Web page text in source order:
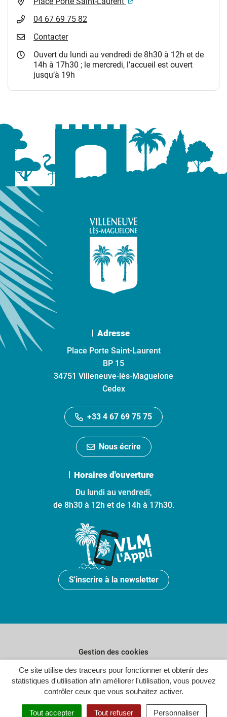
Ce site utilise des traceurs pour fonctionner et obtenir des
statistiques d'utilisation afin améliorer l'utilisation, vous pouvez
contrôler ceux que vous souhaitez activer.
Tout accepter Tout refuser Personnaliser
04 67 69 75 82
Contacter
Ouvert du lundi au vendredi de 8h30 à 12h et de
14h à 17h30 ; le mercredi, l’accueil est ouvert
jusqu’à 19h
Adresse
Place Porte Saint-Laurent
BP 15
34751 Villeneuve-lès-Maguelone
Cedex
+33 4 67 69 75 75
Nous écrire
Horaires d'ouverture
Du lundi au vendredi,
de 8h30 à 12h et de 14h à 17h30.
S'inscrire à la newsletter
Gestion des cookies
Plan du site
Politique de confidentialité
Crédits